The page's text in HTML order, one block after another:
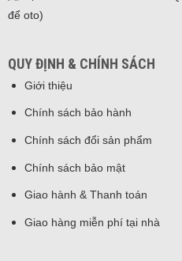
để oto)
QUY ĐỊNH & CHÍNH SÁCH
Giới thiệu
Chính sách bảo hành
Chính sách đổi sản phẩm
Chính sách bảo mật
Giao hành & Thanh toán
Giao hàng miễn phí tại nhà